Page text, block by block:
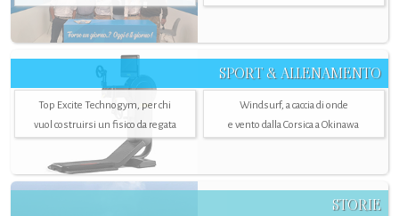
SPORT & ALLENAMENTO
Top Excite Technogym, per chi
vuol costruirsi un fisico da regata
Windsurf, a caccia di onde
e vento dalla Corsica a Okinawa
STORIE